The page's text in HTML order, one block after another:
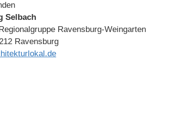
Selbach
Ravensburg-Weingarten
Ravensburg